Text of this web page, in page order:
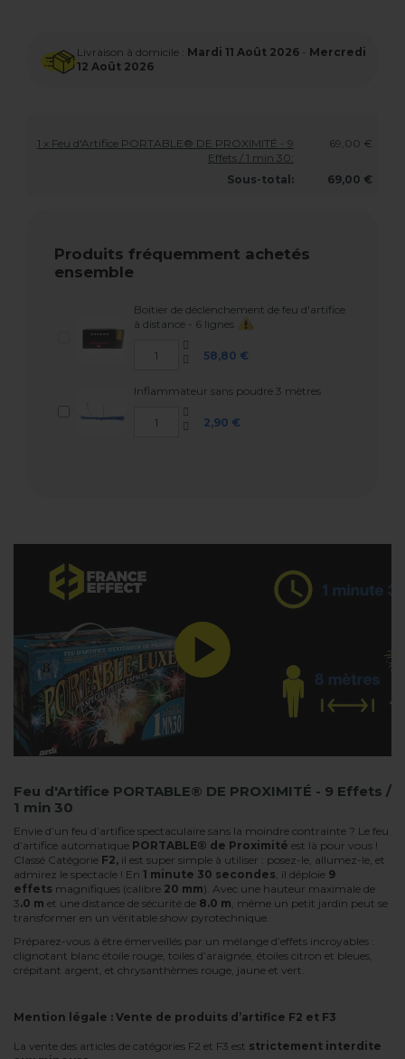
Livraison à domicile : Mardi 11 Août 2026- Mercredi
12 Août 2026
1 x Feu d'Artifice PORTABLE® DE PROXIMITÉ - 9
Effets / 1 min 30:
69,00 €
Sous-total: 69,00 €
Produits fréquemment achetés
ensemble
Boitier de déclenchement de feu d'artifice
à distance - 6 lignes
58,80 €
Inflammateur sans poudre 3 mètres
2,90 €
Feu d'Artifice PORTABLE® DE PROXIMITÉ - 9 Effets /
1 min 30
Envie d’un feu d’artifice spectaculaire sans la moindre contrainte ? Le feu
d’artifice automatique PORTABLE® de Proximité est là pour vous !
Classé Catégorie F2, il est super simple à utiliser : posez-le, allumez-le, et
admirez le spectacle ! En 1 minute 30 secondes, il déploie 9
effets magnifiques (calibre 20 mm). Avec une hauteur maximale de
3.0 m et une distance de sécurité de 8.0 m, même un petit jardin peut se
transformer en un véritable show pyrotechnique.
Préparez-vous à être émerveillés par un mélange d’effets incroyables :
clignotant blanc étoile rouge, toiles d’araignée, étoiles citron et bleues,
crépitant argent, et chrysanthèmes rouge, jaune et vert.
Mention légale : Vente de produits d’artifice F2 et F3
La vente des articles de catégories F2 et F3 est strictement interdite